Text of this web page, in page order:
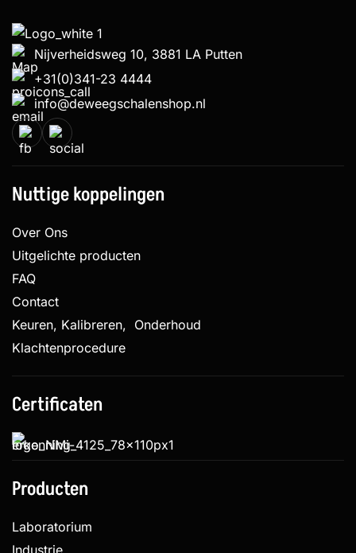
Nijverheidsweg 10, 3881 LA Putten
+31(0)341-23 4444
info@deweegschalenshop.nl
Nuttige koppelingen
Over Ons
Uitgelichte producten
FAQ
Contact
Keuren, Kalibreren, Onderhoud
Klachtenprocedure
Certificaten
Producten
Laboratorium
Industrie